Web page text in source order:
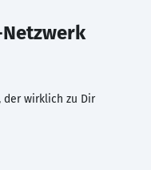
Netzwerk
der wirklich zu Dir